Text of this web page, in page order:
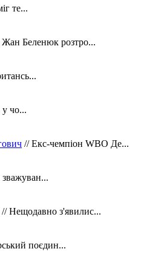
те...
Жан Беленюк розтро...
у чо...
// Екс-чемпіон WBO Де...
// Нещодавно з'явилис...
поєдин...